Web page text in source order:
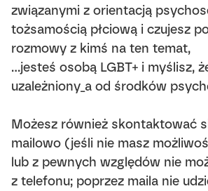
związanymi z orientacją
tożsamością płciową i czujesz
rozmowy z kimś na ten temat,
…jesteś osobą LGBT+ i myślisz,
uzależniony_a od środków
Możesz również skontaktować
mailowo (jeśli nie masz
lub z pewnych względów nie
z telefonu; poprzez maila nie